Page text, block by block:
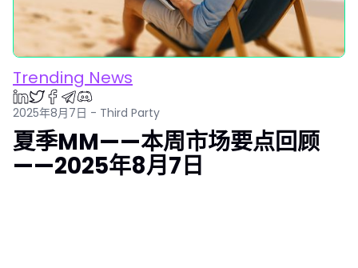
Trending News
2025年8月7日 - Third Party
夏季MM——本周市场要点回顾
——2025年8月7日